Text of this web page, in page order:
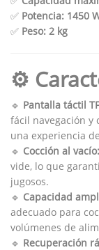
✅ Potencia: 1450
✅ Peso: 2 kg
⚙
🔹 Pantalla táctil
fácil navegación y
una experiencia
🔹 Cocción al vacío:
vide, lo que
jugosos.
🔹 Capacidad
adecuado para
volúmenes de
🔹 Recuperación